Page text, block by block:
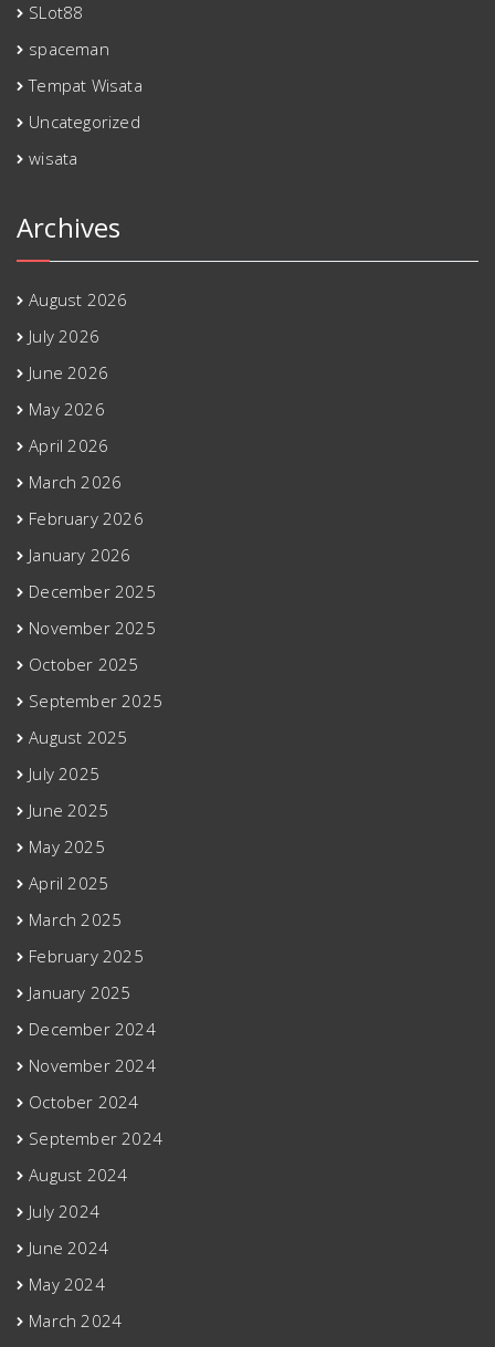
SLot88
spaceman
Tempat Wisata
Uncategorized
wisata
Archives
August 2026
July 2026
June 2026
May 2026
April 2026
March 2026
February 2026
January 2026
December 2025
November 2025
October 2025
September 2025
August 2025
July 2025
June 2025
May 2025
April 2025
March 2025
February 2025
January 2025
December 2024
November 2024
October 2024
September 2024
August 2024
July 2024
June 2024
May 2024
March 2024